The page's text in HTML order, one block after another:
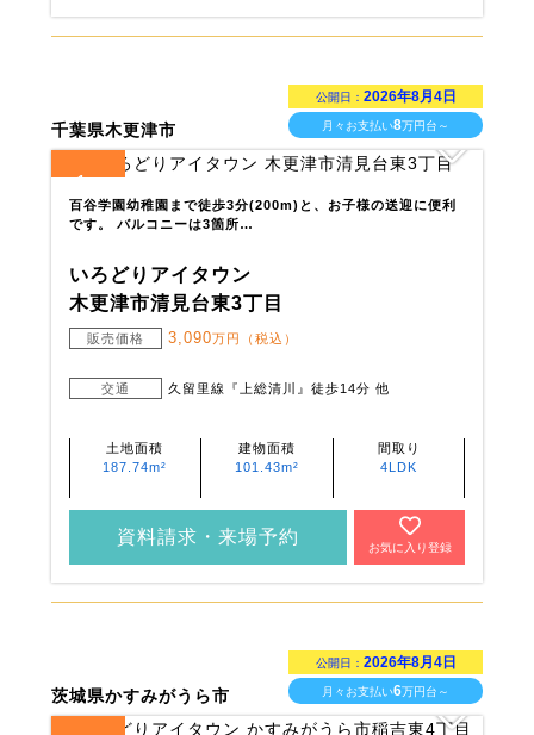
千葉県木更津市
公開日： 2026年8月4日
月々お支払い8万円台～
1
百谷学園幼稚園まで徒歩3分(200m)と、お子様の送迎に便利
です。 バルコニーは3箇所…
いろどりアイタウン
木更津市清見台東3丁目
販売価格 3,090万円（税込）
交通 久留里線『上総清川』徒歩14分 他
土地面積
187.74m²
建物面積
101.43m²
間取り
4LDK
資料請求・来場予約
お気に入り登録
茨城県かすみがうら市
公開日： 2026年8月4日
月々お支払い6万円台～